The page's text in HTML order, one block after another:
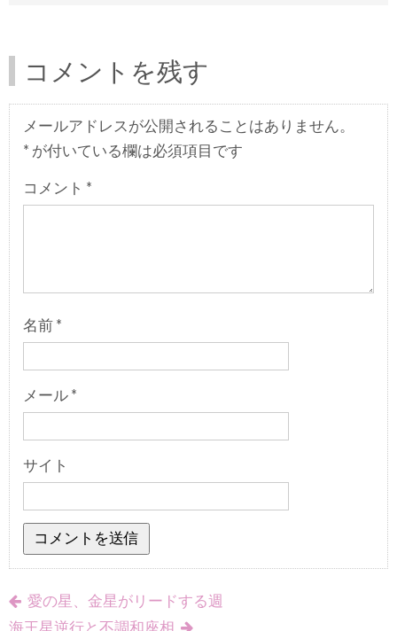
コメントを残す
メールアドレスが公開されることはありません。
* が付いている欄は必須項目です
コメント *
名前 *
メール *
サイト
愛の星、金星がリードする週
海王星逆行と不調和座相